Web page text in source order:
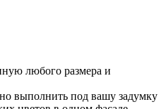
любого размера и
выполнить под вашу задумку